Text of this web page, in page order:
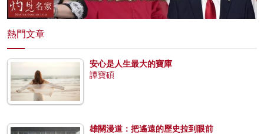
熱門文章
安心是人生最大的寶庫
譚寶碩
雄關漫道：把遙遠的歷史拉到眼前